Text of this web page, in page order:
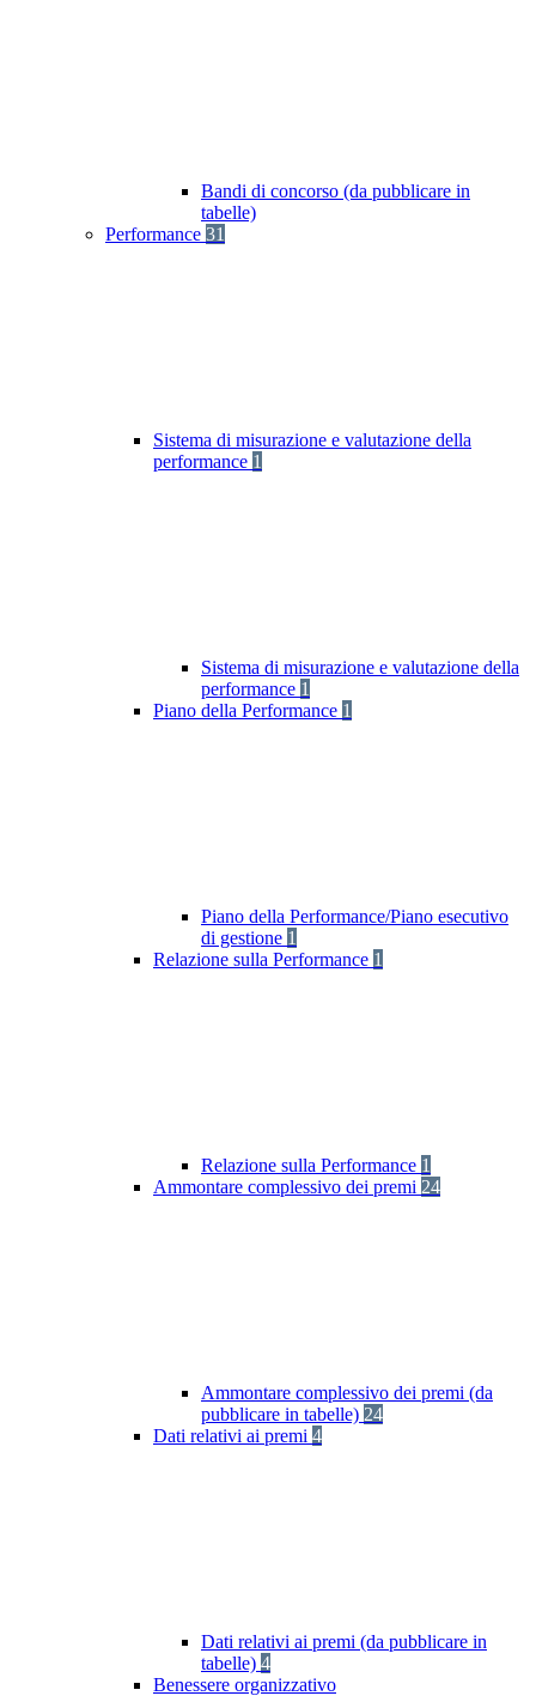
Bandi di concorso (da pubblicare in
tabelle)
Performance 31
Sistema di misurazione e valutazione della
performance 1
Sistema di misurazione e valutazione della
performance 1
Piano della Performance 1
Piano della Performance/Piano esecutivo
di gestione 1
Relazione sulla Performance 1
Relazione sulla Performance 1
Ammontare complessivo dei premi 24
Ammontare complessivo dei premi (da
pubblicare in tabelle) 24
Dati relativi ai premi 4
Dati relativi ai premi (da pubblicare in
tabelle) 4
Benessere organizzativo